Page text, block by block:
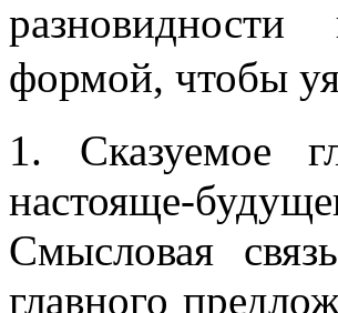
формой, чтобы
1. Сказуемое
настояще-
Смысловая
главного